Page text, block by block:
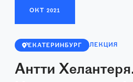
ОКТ 2021
ЕКАТЕРИНБУРГ ЛЕКЦИЯ
Антти